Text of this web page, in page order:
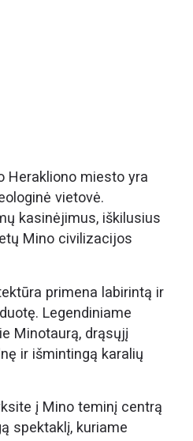
Herakliono miesto yra
vietovė.
kasinėjimus, iškilusius
Mino civilizacijos
primena labirintą ir
Legendiniame
Minotaurą, drąsųjį
ir išmintingą karalių
į Mino teminį centrą
spektaklį, kuriame